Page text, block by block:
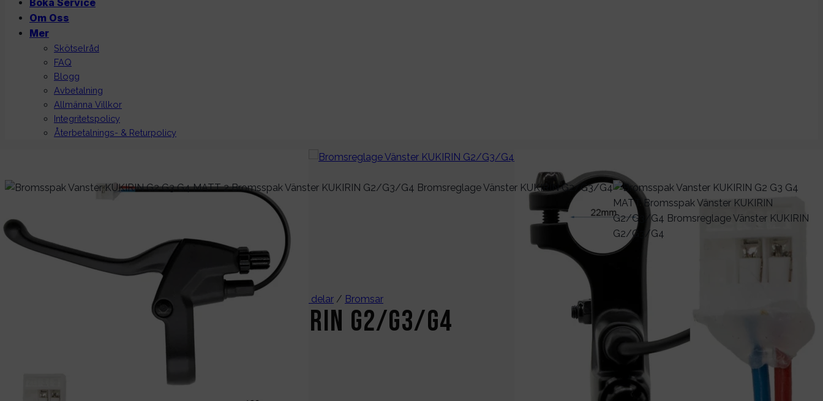
Boka Service
Om Oss
Mer
Skötselråd
FAQ
Blogg
Avbetalning
Allmänna Villkor
Integritetspolicy
Återbetalnings- & Returpolicy
Elscooter reservdelar / Mekaniska delar / Bromsar
Bromsreglage Vänster KUKIRIN G2/G3/G4
Bromsspak Vänster KUKIRIN G2/G3/G4